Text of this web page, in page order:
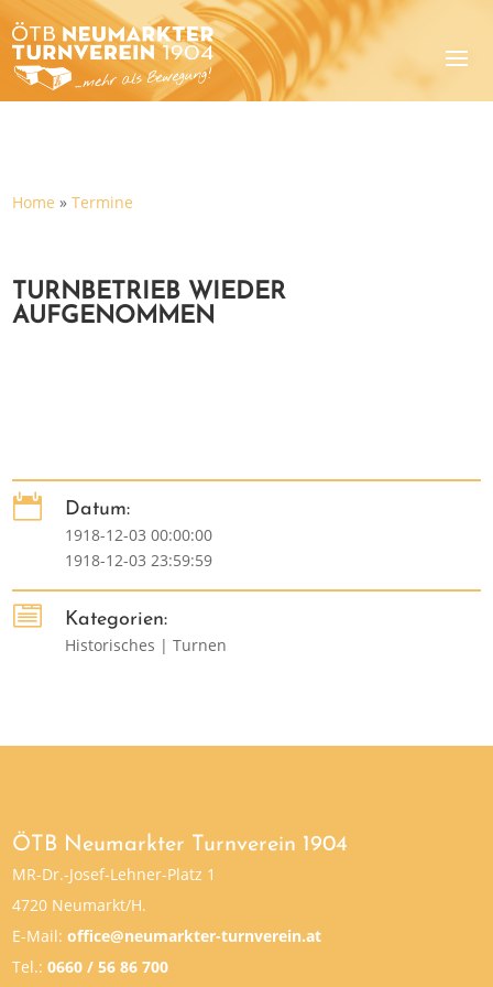
Home »Termine
TURNBETRIEB WIEDER
AUFGENOMMEN

Datum:
1918-12-03 00:00:00
1918-12-03 23:59:59

Kategorien:
Historisches | Turnen
ÖTB Neumarkter Turnverein 1904
MR-Dr.-Josef-Lehner-Platz 1
4720 Neumarkt/H.
E-Mail:office@neumarkter-turnverein.at
Tel.:0660 / 56 86 700